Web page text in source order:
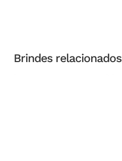
Brindes relacionados